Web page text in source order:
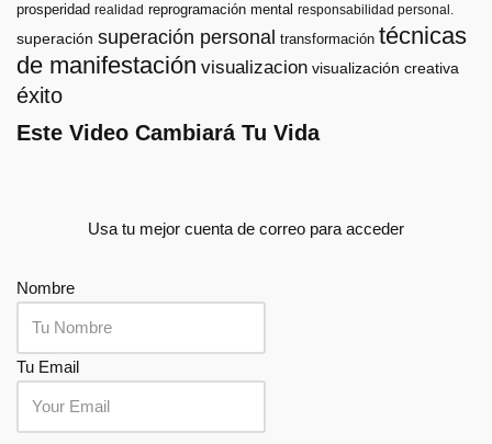
prosperidad realidad reprogramación mental responsabilidad personal.
superación superación personal transformación técnicas
de manifestación visualizacion visualización creativa
éxito
Este Video Cambiará Tu Vida
Usa tu mejor cuenta de correo para acceder
Nombre
Tu Email